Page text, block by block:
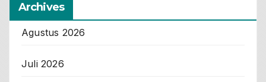
Archives
Agustus 2026
Juli 2026